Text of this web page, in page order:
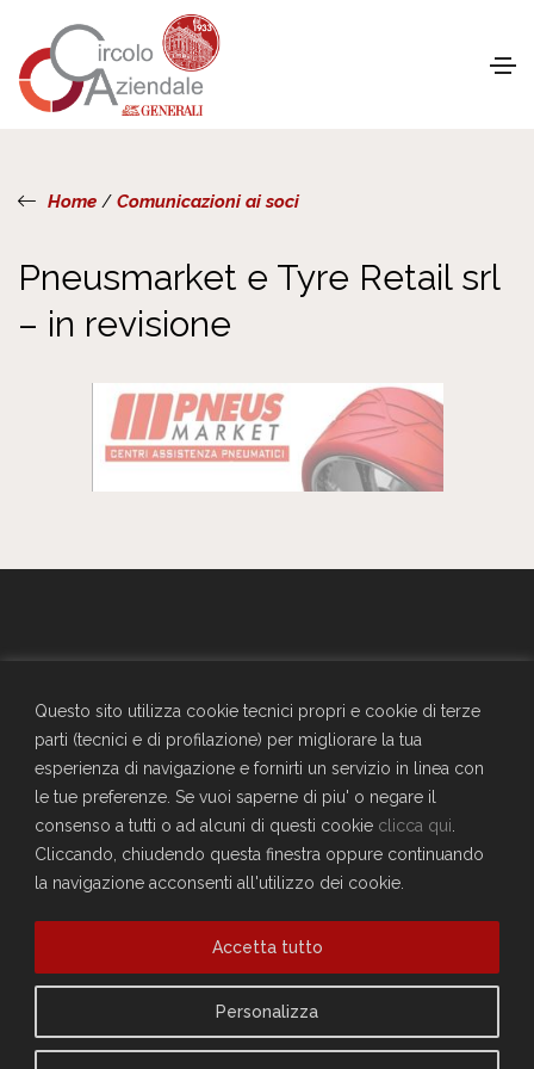
Questo sito utilizza cookie tecnici propri e cookie di terze
parti (tecnici e di profilazione) per migliorare la tua
esperienza di navigazione e fornirti un servizio in linea con
le tue preferenze. Se vuoi saperne di piu' o negare il
consenso a tutti o ad alcuni di questi cookie clicca qui
Cliccando, chiudendo questa finestra oppure continuando
la navigazione acconsenti all'utilizzo dei cookie.
Personalizza
Accetta tutto
Home/ Comunicazioni ai soci
Pneusmarket e Tyre Retail srl
– in revisione
SEDE SOCIALE
Largo Don Bonifacio 1, 34125 Trieste
Telefono: 040671198
CF. 90025330326
craltrieste@generali.com
Vuoi diventare socio del Circolo?
Sei già socio?
Compila il form per richiedere la registrazione al sito
Accedi
Privacy Policy
Cookie Policy